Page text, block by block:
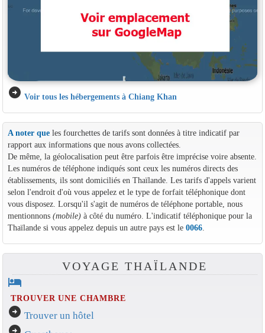
arrow_circle_right Voir tous les hébergements à Chiang Khan
A noter queles fourchettes de tarifs sont données à titre indicatif par
rapport aux informations que nous avons collectées.
De même, la géolocalisation peut être parfois être imprécise voire absente.
Les numéros de téléphone indiqués sont ceux les numéros directs des
établissements, ils sont domiciliés en Thaïlande. Les tarifs d'appels varient
selon l'endroit d'où vous appelez et le type de forfait téléphonique dont
vous disposez. Lorsqu'il s'agit de numéros de téléphone portable, nous
mentionnons (mobile)à côté du numéro. L'indicatif téléphonique pour la
Thaïlande si vous appelez depuis un autre pays est le 0066.
VOYAGE THAÏLANDE
hotel
TROUVER UNE CHAMBRE
arrow_circle_right Trouver un hôtel